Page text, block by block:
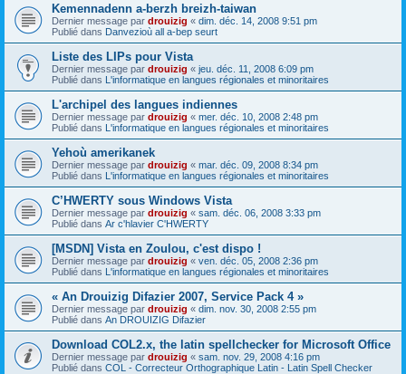
Kemennadenn a-berzh breizh-taiwan
Dernier message par drouizig « dim. déc. 14, 2008 9:51 pm
Publié dans Danvezioù all a-bep seurt
Liste des LIPs pour Vista
Dernier message par drouizig « jeu. déc. 11, 2008 6:09 pm
Publié dans L'informatique en langues régionales et minoritaires
L'archipel des langues indiennes
Dernier message par drouizig « mer. déc. 10, 2008 2:48 pm
Publié dans L'informatique en langues régionales et minoritaires
Yehoù amerikanek
Dernier message par drouizig « mar. déc. 09, 2008 8:34 pm
Publié dans L'informatique en langues régionales et minoritaires
C’HWERTY sous Windows Vista
Dernier message par drouizig « sam. déc. 06, 2008 3:33 pm
Publié dans Ar c'hlavier C'HWERTY
[MSDN] Vista en Zoulou, c'est dispo !
Dernier message par drouizig « ven. déc. 05, 2008 2:36 pm
Publié dans L'informatique en langues régionales et minoritaires
« An Drouizig Difazier 2007, Service Pack 4 »
Dernier message par drouizig « dim. nov. 30, 2008 2:55 pm
Publié dans An DROUIZIG Difazier
Download COL2.x, the latin spellchecker for Microsoft Office
Dernier message par drouizig « sam. nov. 29, 2008 4:16 pm
Publié dans COL - Correcteur Orthographique Latin - Latin Spell Checker